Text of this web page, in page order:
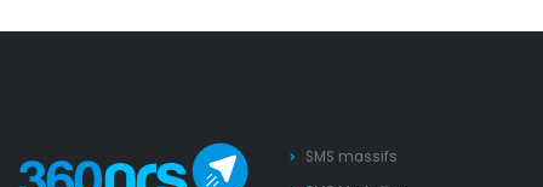
SMS massifs